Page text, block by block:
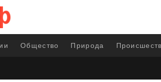
Общество Природа